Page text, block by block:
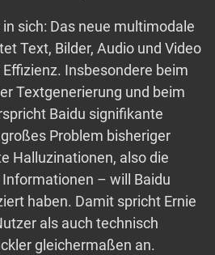
sich: Das neue multimodale
Text, Bilder, Audio und Video
Insbesondere beim
Textgenerierung und beim
Baidu signifikante
Problem bisheriger
Halluzinationen, also die
– will Baidu
haben. Damit spricht Ernie
als auch technisch
gleichermaßen an.